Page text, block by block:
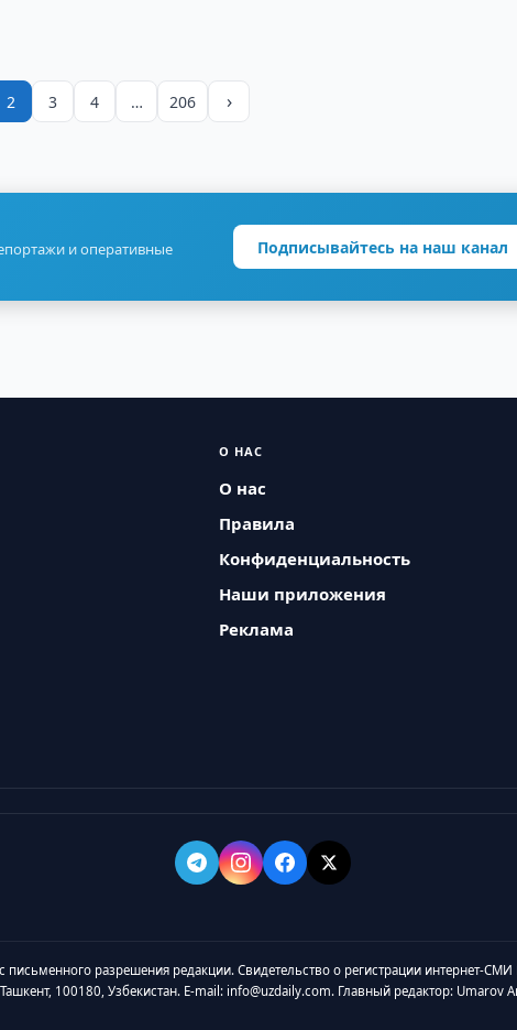
2 3 4 … 206 ›
и оперативные
Подписывайтесь на наш канал
О НАС
О нас
Правила
Конфиденциальность
Наши приложения
Реклама
письменного разрешения редакции. Свидетельство о регистрации интернет-
100180, Узбекистан. E-mail: info@uzdaily.com. Главный редактор: